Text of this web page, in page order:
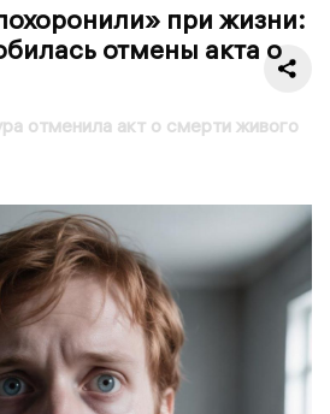
при жизни:
отмены акта о
отменила акт о смерти живого